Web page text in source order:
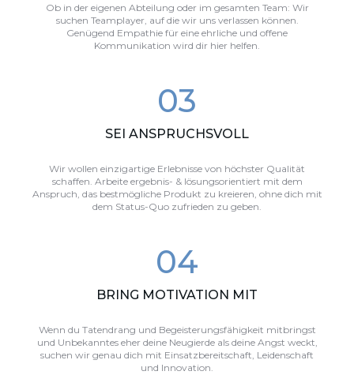
Ob in der eigenen Abteilung oder im gesamten Team: Wir
suchen Teamplayer, auf die wir uns verlassen können.
Genügend Empathie für eine ehrliche und offene
Kommunikation wird dir hier helfen.
03
SEI ANSPRUCHSVOLL
Wir wollen einzigartige Erlebnisse von höchster Qualität
schaffen. Arbeite ergebnis- & lösungsorientiert mit dem
Anspruch, das bestmögliche Produkt zu kreieren, ohne dich mit
dem Status-Quo zufrieden zu geben.
04
BRING MOTIVATION MIT
Wenn du Tatendrang und Begeisterungsfähigkeit mitbringst
und Unbekanntes eher deine Neugierde als deine Angst weckt,
suchen wir genau dich mit Einsatzbereitschaft, Leidenschaft
und Innovation.